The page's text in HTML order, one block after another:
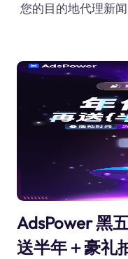
您的目的地代理新
AdsPower 黑
送半年＋豪礼